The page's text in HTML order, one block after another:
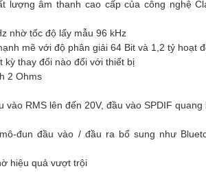
lượng âm thanh cao cấp của công nghệ
nhờ tốc độ lấy mẫu 96 kHz
mẽ với độ phân giải 64 Bit và 1,2 tỷ hoạt
thay đổi nào đối với thiết bị
2 Ohms
RMS lên đến 20V, đầu vào SPDIF quang
đun đầu vào / đầu ra bổ sung như
hiệu quả vượt trội